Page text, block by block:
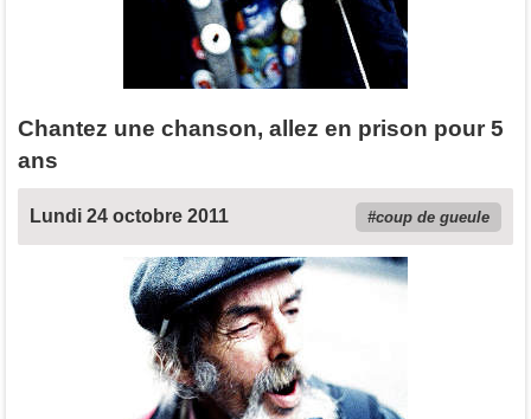
Chantez une chanson, allez en prison pour 5
ans
Lundi 24 octobre 2011 coup de gueule